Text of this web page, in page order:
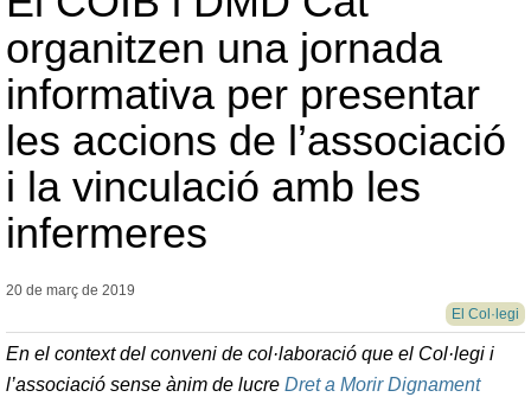
organitzen una jornada
informativa per presentar
les accions de l’associació
i la vinculació amb les
infermeres
20 de març de 2019
El Col·legi
En el context del conveni de col·laboració que el Col·legi i
l’associació sense ànim de lucre Dret a Morir Dignament